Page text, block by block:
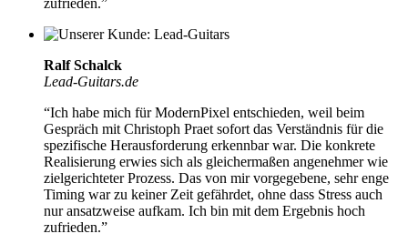
Ralf Schalck
Lead-Guitars.de
“Ich habe mich für ModernPixel entschieden, weil beim
Gespräch mit Christoph Praet sofort das Verständnis für die
spezifische Herausforderung erkennbar war. Die konkrete
Realisierung erwies sich als gleichermaßen angenehmer wie
zielgerichteter Prozess. Das von mir vorgegebene, sehr enge
Timing war zu keiner Zeit gefährdet, ohne dass Stress auch
nur ansatzweise aufkam. Ich bin mit dem Ergebnis hoch
zufrieden.”